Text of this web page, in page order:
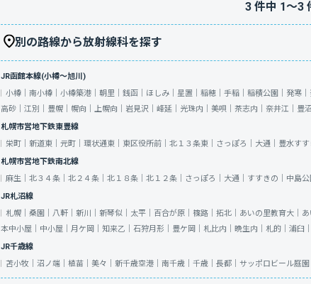
3件中 1〜3
別の路線から放射線科を探す
JR函館本線(小樽～旭川)
小樽｜ 南小樽｜ 小樽築港｜ 朝里｜ 銭函｜ ほしみ｜ 星置｜ 稲穂｜ 手稲｜ 稲積公園｜ 発寒｜
高砂｜ 江別｜ 豊幌｜ 幌向｜ 上幌向｜ 岩見沢｜ 峰延｜ 光珠内｜ 美唄｜ 茶志内｜ 奈井江｜ 豊沼
札幌市営地下鉄東豊線
栄町｜ 新道東｜ 元町｜ 環状通東｜ 東区役所前｜ 北１３条東｜ さっぽろ｜ 大通｜ 豊水すす
札幌市営地下鉄南北線
麻生｜ 北３４条｜ 北２４条｜ 北１８条｜ 北１２条｜ さっぽろ｜ 大通｜ すすきの｜ 中島公
JR札沼線
札幌｜ 桑園｜ 八軒｜ 新川｜ 新琴似｜ 太平｜ 百合が原｜ 篠路｜ 拓北｜ あいの里教育大｜ あ
本中小屋｜ 中小屋｜ 月ケ岡｜ 知来乙｜ 石狩月形｜ 豊ケ岡｜ 札比内｜ 晩生内｜ 札的｜ 浦臼｜
JR千歳線
苫小牧｜ 沼ノ端｜ 植苗｜ 美々｜ 新千歳空港｜ 南千歳｜ 千歳｜ 長都｜ サッポロビール庭園